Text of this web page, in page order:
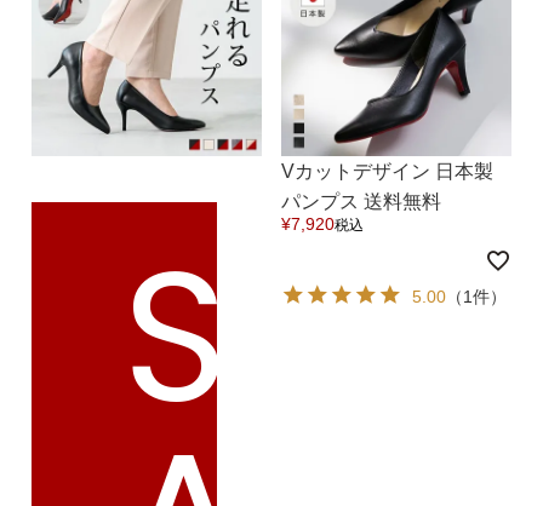
S
Vカットデザイン 日本製
パンプス 送料無料
¥7,920税込
5.00 （1件）